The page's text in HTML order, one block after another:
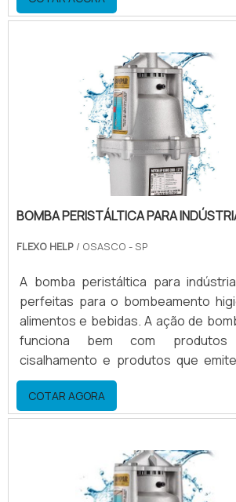
Dependendo da carga horária de
agressiva, ou seja, é difícil estimar
BOMBA PERISTÁLTICA PARA
FLEXO HELP / OSASCO - SP
A bomba peristáltica para
perfeitas para o bombeamento
alimentos e bebidas. A ação de
funciona bem com
cisalhamento e produtos que
acontece ao bombear levado na
cerveja.Maiores informações sobre
de bombeamento faz com que o
Além disso, o tubo de grau
esterilizado por todos .
COTAR AGORA